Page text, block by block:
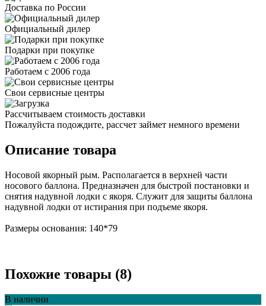
Доставка по России
Официальный дилер
Подарки при покупке
Работаем с 2006 года
Свои сервисные центры
Рассчитываем стоимость доставки
Пожалуйста подождите, рассчет займет немного времени
Описание товара
Носовой якорный рым. Располагается в верхней части
носового баллона. Предназначен для быстрой постановки и
снятия надувной лодки с якоря. Служит для защиты баллона
надувной лодки от истирания при подъеме якоря.
Размеры основания: 140*79
Похожие товары (8)
В наличии